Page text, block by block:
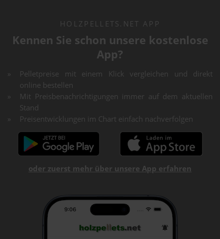
HOLZPELLETS.NET APP
Kennen Sie schon unsere kostenlose
App?
Pelletpreise mit einem Klick vergleichen und direkt
online bestellen
Mit Preisbenachrichtigungen immer auf dem aktuellen
Stand
Preisentwicklungen im Chart einfach nachverfolgen
oder zuerst mehr über unsere App erfahren